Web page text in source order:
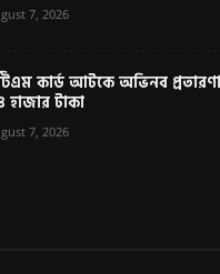
7, 2026
কার্ড আটকে অভিনব প্রতারণা
হাজার টাকা
7, 2026